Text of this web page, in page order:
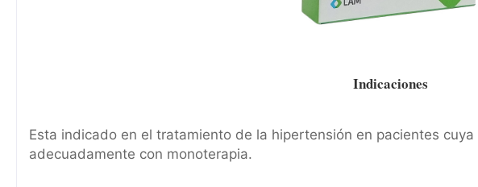
Indicaciones
Esta indicado en el tratamiento de la hipertensión en pacientes
adecuadamente con monoterapia.